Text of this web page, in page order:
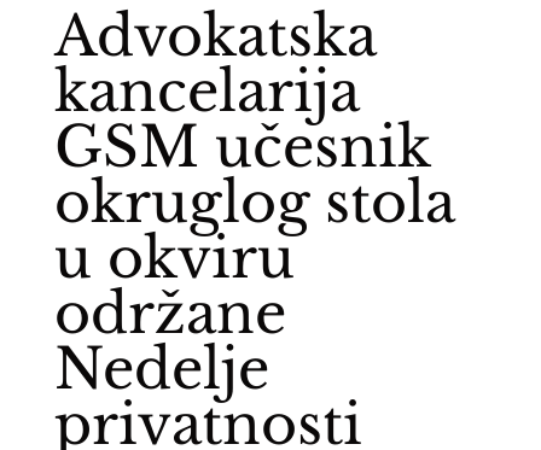
Advokatska
kancelarija
GSM učesnik
okruglog stola
u okviru
održane
Nedelje
privatnosti